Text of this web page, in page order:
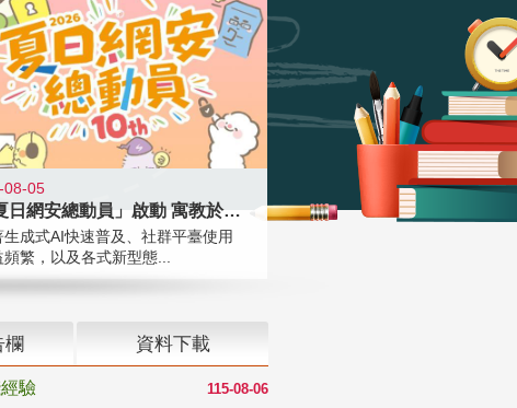
08-05
「夏日網安總動員」啟動 寓教於樂提
生成式AI快速普及、社群平臺使用
頻繁，以及各式新型態...
欄 資料下載
115-08-06
驗